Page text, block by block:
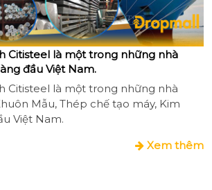
Citisteel là một trong những nhà
đầu Việt Nam.
Citisteel là một trong những nhà
Mẫu, Thép chế tạo máy, Kim
Việt Nam.
Xem thêm